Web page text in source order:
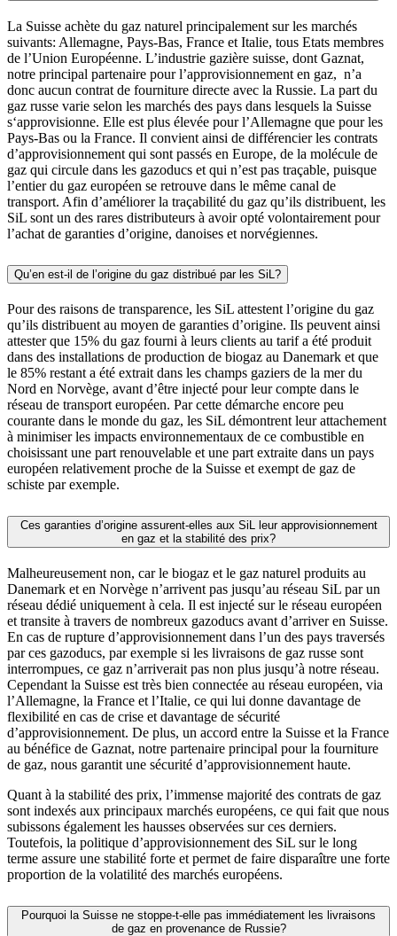
La Suisse achète du gaz naturel principalement sur les marchés
suivants: Allemagne, Pays-Bas, France et Italie, tous Etats membres
de l’Union Européenne. L’industrie gazière suisse, dont Gaznat,
notre principal partenaire pour l’approvisionnement en gaz, n’a
donc aucun contrat de fourniture directe avec la Russie. La part du
gaz russe varie selon les marchés des pays dans lesquels la Suisse
s‘approvisionne. Elle est plus élevée pour l’Allemagne que pour les
Pays-Bas ou la France. Il convient ainsi de différencier les contrats
d’approvisionnement qui sont passés en Europe, de la molécule de
gaz qui circule dans les gazoducs et qui n’est pas traçable, puisque
l’entier du gaz européen se retrouve dans le même canal de
transport. Afin d’améliorer la traçabilité du gaz qu’ils distribuent, les
SiL sont un des rares distributeurs à avoir opté volontairement pour
l’achat de garanties d’origine, danoises et norvégiennes.
Qu’en est-il de l’origine du gaz distribué par les SiL?
Pour des raisons de transparence, les SiL attestent l’origine du gaz
qu’ils distribuent au moyen de garanties d’origine. Ils peuvent ainsi
attester que 15% du gaz fourni à leurs clients au tarif a été produit
dans des installations de production de biogaz au Danemark et que
le 85% restant a été extrait dans les champs gaziers de la mer du
Nord en Norvège, avant d’être injecté pour leur compte dans le
réseau de transport européen. Par cette démarche encore peu
courante dans le monde du gaz, les SiL démontrent leur attachement
à minimiser les impacts environnementaux de ce combustible en
choisissant une part renouvelable et une part extraite dans un pays
européen relativement proche de la Suisse et exempt de gaz de
schiste par exemple.
Ces garanties d’origine assurent-elles aux SiL leur approvisionnement
en gaz et la stabilité des prix?
Malheureusement non, car le biogaz et le gaz naturel produits au
Danemark et en Norvège n’arrivent pas jusqu’au réseau SiL par un
réseau dédié uniquement à cela. Il est injecté sur le réseau européen
et transite à travers de nombreux gazoducs avant d’arriver en Suisse.
En cas de rupture d’approvisionnement dans l’un des pays traversés
par ces gazoducs, par exemple si les livraisons de gaz russe sont
interrompues, ce gaz n’arriverait pas non plus jusqu’à notre réseau.
Cependant la Suisse est très bien connectée au réseau européen, via
l’Allemagne, la France et l’Italie, ce qui lui donne davantage de
flexibilité en cas de crise et davantage de sécurité
d’approvisionnement. De plus, un accord entre la Suisse et la France
au bénéfice de Gaznat, notre partenaire principal pour la fourniture
de gaz, nous garantit une sécurité d’approvisionnement haute.
Quant à la stabilité des prix, l’immense majorité des contrats de gaz
sont indexés aux principaux marchés européens, ce qui fait que nous
subissons également les hausses observées sur ces derniers.
Toutefois, la politique d’approvisionnement des SiL sur le long
terme assure une stabilité forte et permet de faire disparaître une forte
proportion de la volatilité des marchés européens.
Pourquoi la Suisse ne stoppe-t-elle pas immédiatement les livraisons
de gaz en provenance de Russie?